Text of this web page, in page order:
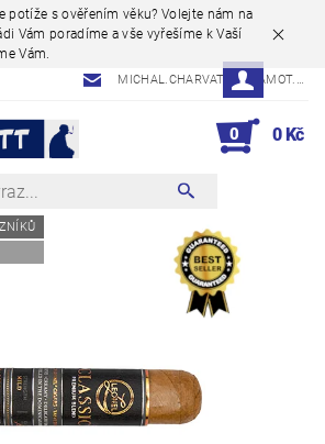
potíže s ověřením věku? Volejte nám na
Vám poradíme a vše vyřešíme k Vaší
Vám.
MICHAL.CHARVAT@DELAMOT.CZ
0 0 Kč